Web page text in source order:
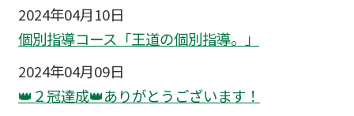
2024年04月10日
個別指導コース「王道の個別指導。」
2024年04月09日
👑２冠達成👑ありがとうございます！